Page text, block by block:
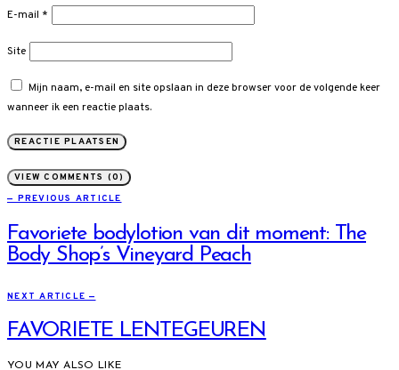
E-mail *
Site
Mijn naam, e-mail en site opslaan in deze browser voor de volgende keer
wanneer ik een reactie plaats.
VIEW COMMENTS (0)
— PREVIOUS ARTICLE
Favoriete bodylotion van dit moment: The
Body Shop’s Vineyard Peach
NEXT ARTICLE —
FAVORIETE LENTEGEUREN
YOU MAY ALSO LIKE